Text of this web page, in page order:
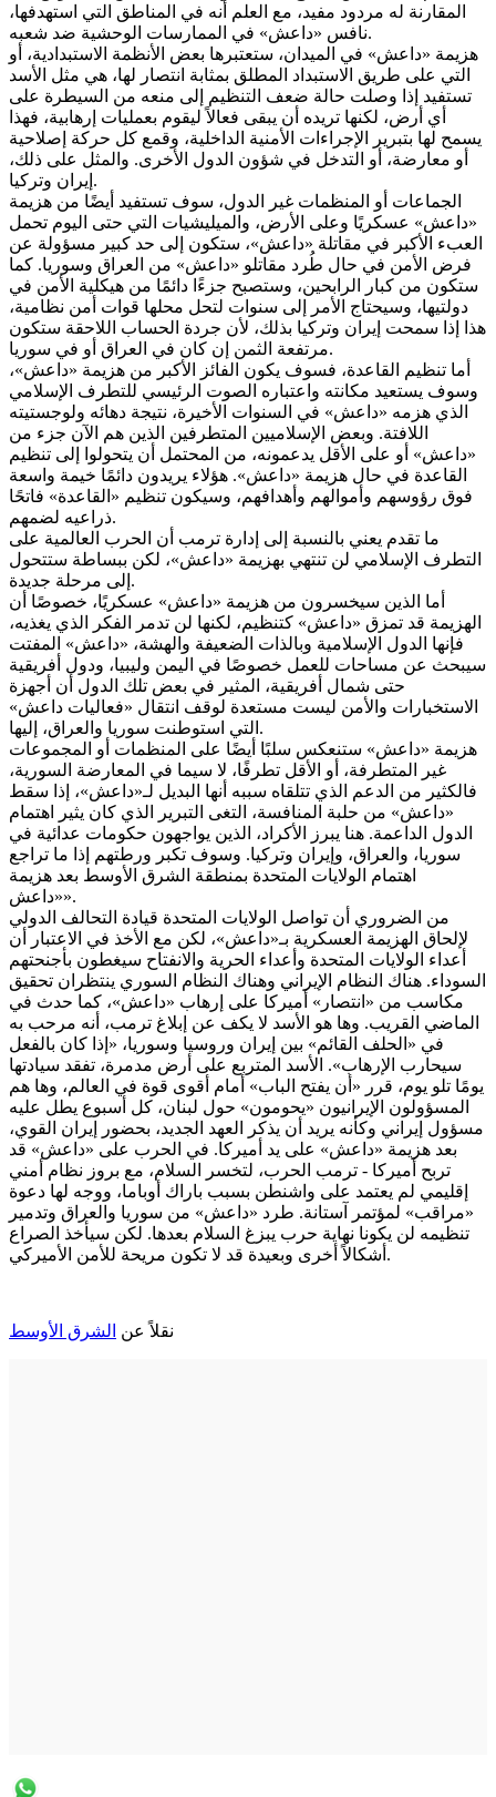
المقارنة له مردود مفيد، مع العلم أنه في المناطق التي استهدفها،
نافس «داعش» في الممارسات الوحشية ضد شعبه.
هزيمة «داعش» في الميدان، ستعتبرها بعض الأنظمة الاستبدادية، أو
التي على طريق الاستبداد المطلق بمثابة انتصار لها، هي مثل الأسد
تستفيد إذا وصلت حالة ضعف التنظيم إلى منعه من السيطرة على
أي أرض، لكنها تريده أن يبقى فعالاً ليقوم بعمليات إرهابية، فهذا
يسمح لها بتبرير الإجراءات الأمنية الداخلية، وقمع كل حركة إصلاحية
أو معارضة، أو التدخل في شؤون الدول الأخرى. والمثل على ذلك،
إيران وتركيا.
الجماعات أو المنظمات غير الدول، سوف تستفيد أيضًا من هزيمة
«داعش» عسكريًا وعلى الأرض، والميليشيات التي حتى اليوم تحمل
العبء الأكبر في مقاتلة «داعش»، ستكون إلى حد كبير مسؤولة عن
فرض الأمن في حال طُرد مقاتلو «داعش» من العراق وسوريا. كما
ستكون من كبار الرابحين، وستصبح جزءًا دائمًا من هيكلية الأمن في
دولتيها، وسيحتاج الأمر إلى سنوات لتحل محلها قوات أمن نظامية،
هذا إذا سمحت إيران وتركيا بذلك، لأن جردة الحساب اللاحقة ستكون
مرتفعة الثمن إن كان في العراق أو في سوريا.
أما تنظيم القاعدة، فسوف يكون الفائز الأكبر من هزيمة «داعش»،
وسوف يستعيد مكانته واعتباره الصوت الرئيسي للتطرف الإسلامي
الذي هزمه «داعش» في السنوات الأخيرة، نتيجة دهائه ولوجستيته
اللافتة. وبعض الإسلاميين المتطرفين الذين هم الآن جزء من
«داعش» أو على الأقل يدعمونه، من المحتمل أن يتحولوا إلى تنظيم
القاعدة في حال هزيمة «داعش». هؤلاء يريدون دائمًا خيمة واسعة
فوق رؤوسهم وأموالهم وأهدافهم، وسيكون تنظيم «القاعدة» فاتحًا
ذراعيه لضمهم.
ما تقدم يعني بالنسبة إلى إدارة ترمب أن الحرب العالمية على
التطرف الإسلامي لن تنتهي بهزيمة «داعش»، لكن ببساطة ستتحول
إلى مرحلة جديدة.
أما الذين سيخسرون من هزيمة «داعش» عسكريًا، خصوصًا أن
الهزيمة قد تمزق «داعش» كتنظيم، لكنها لن تدمر الفكر الذي يغذيه،
فإنها الدول الإسلامية وبالذات الضعيفة والهشة، «داعش» المفتت
سيبحث عن مساحات للعمل خصوصًا في اليمن وليبيا، ودول أفريقية
حتى شمال أفريقية، المثير في بعض تلك الدول أن أجهزة
الاستخبارات والأمن ليست مستعدة لوقف انتقال «فعاليات داعش»
التي استوطنت سوريا والعراق، إليها.
هزيمة «داعش» ستنعكس سلبًا أيضًا على المنظمات أو المجموعات
غير المتطرفة، أو الأقل تطرفًا، لا سيما في المعارضة السورية،
فالكثير من الدعم الذي تتلقاه سببه أنها البديل لـ«داعش»، إذا سقط
«داعش» من حلبة المنافسة، التغى التبرير الذي كان يثير اهتمام
الدول الداعمة. هنا يبرز الأكراد، الذين يواجهون حكومات عدائية في
سوريا، والعراق، وإيران وتركيا. وسوف تكبر ورطتهم إذا ما تراجع
اهتمام الولايات المتحدة بمنطقة الشرق الأوسط بعد هزيمة
«داعش».
من الضروري أن تواصل الولايات المتحدة قيادة التحالف الدولي
لإلحاق الهزيمة العسكرية بـ«داعش»، لكن مع الأخذ في الاعتبار أن
أعداء الولايات المتحدة وأعداء الحرية والانفتاح سيغطون بأجنحتهم
السوداء. هناك النظام الإيراني وهناك النظام السوري ينتظران تحقيق
مكاسب من «انتصار» أميركا على إرهاب «داعش»، كما حدث في
الماضي القريب. وها هو الأسد لا يكف عن إبلاغ ترمب، أنه مرحب به
في «الحلف القائم» بين إيران وروسيا وسوريا، «إذا كان بالفعل
سيحارب الإرهاب». الأسد المتربع على أرض مدمرة، تفقد سيادتها
يومًا تلو يوم، قرر «أن يفتح الباب» أمام أقوى قوة في العالم، وها هم
المسؤولون الإيرانيون «يحومون» حول لبنان، كل أسبوع يطل عليه
مسؤول إيراني وكأنه يريد أن يذكر العهد الجديد، بحضور إيران القوي،
بعد هزيمة «داعش» على يد أميركا. في الحرب على «داعش» قد
تربح أميركا - ترمب الحرب، لتخسر السلام، مع بروز نظام أمني
إقليمي لم يعتمد على واشنطن بسبب باراك أوباما، ووجه لها دعوة
«مراقب» لمؤتمر آستانة. طرد «داعش» من سوريا والعراق وتدمير
تنظيمه لن يكونا نهاية حرب يبزغ السلام بعدها. لكن سيأخذ الصراع
أشكالاً أخرى وبعيدة قد لا تكون مريحة للأمن الأميركي.
نقلاً عن الشرق الأوسط